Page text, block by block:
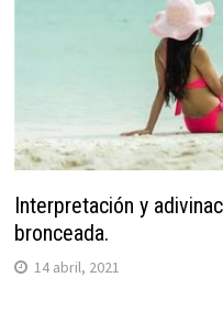
Interpretación y
bronceada.
14 abril, 2021